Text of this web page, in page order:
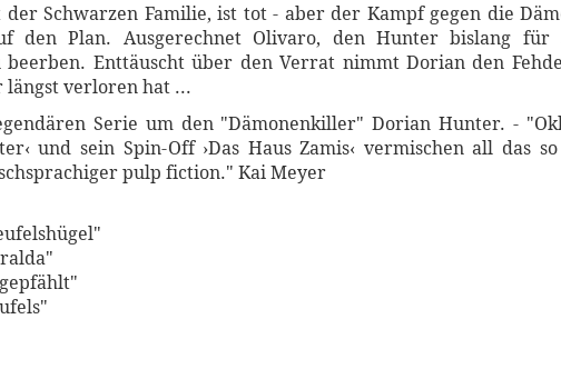
der Schwarzen Familie, ist tot - aber der Kampf gegen die
den Plan. Ausgerechnet Olivaro, den Hunter bislang für
beerben. Enttäuscht über den Verrat nimmt Dorian den
längst verloren hat ...
Serie um den "Dämonenkiller" Dorian Hunter. -
und sein Spin-Off ›Das Haus Zamis‹ vermischen all das
pulp fiction." Kai Meyer